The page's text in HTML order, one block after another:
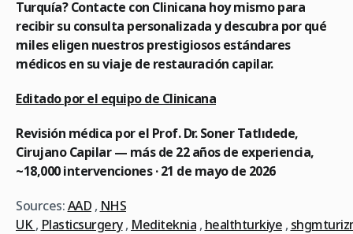
Turquía? Contacte con Clinicana hoy mismo para
recibir su consulta personalizada y descubra por qué
miles eligen nuestros prestigiosos estándares
médicos en su viaje de restauración capilar.
Editado por el equipo de Clinicana
Revisión médica por el Prof. Dr. Soner Tatlıdede,
Cirujano Capilar — más de 22 años de experiencia,
~18,000 intervenciones · 21 de mayo de 2026
Sources:AAD , NHS
UK, Plasticsurgery, Mediteknia , healthturkiye ,